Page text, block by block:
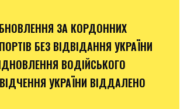
ЗА КОРДОННИХ
БЕЗ ВІДВІДАННЯ УКРАЇНИ
ВОДІЙСЬКОГО
УКРАЇНИ ВІДДАЛЕНО